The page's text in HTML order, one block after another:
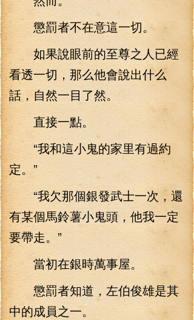
懲罰者不在意這一切。
如果說眼前的至尊之人已經
看透一切，那么他會說出什么
話，自然一目了然。
直接一點。
“我和這小鬼的家里有過約
定。”
“我欠那個銀發武士一次，還
有某個馬鈴薯小鬼頭，他我一定
要帶走。”
當初在銀時萬事屋。
懲罰者知道，左伯俊雄是其
中的成員之一。